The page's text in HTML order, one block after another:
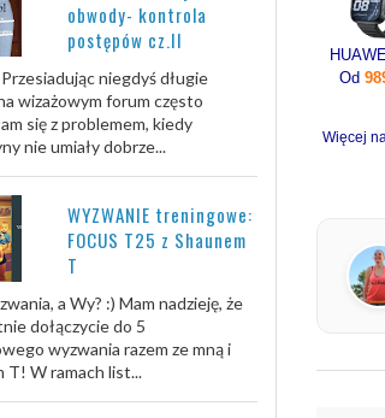
Od
Więcej
obwody- kontrola
postępów cz.II
niegdyś długie
wizażowym forum często
się z problemem, kiedy
nie umiały dobrze...
WYZWANIE treningowe:
FOCUS T25 z Shaunem
T
a Wy? :) Mam nadzieję, że
dołączycie do 5
wyzwania razem ze mną i
T! W ramach list...